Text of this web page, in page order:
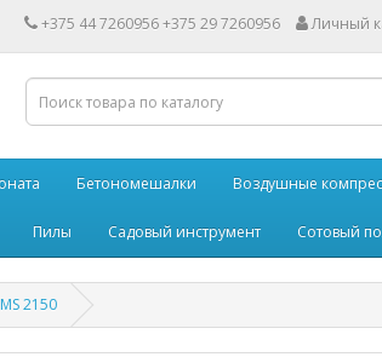
+375 44 7260956 +375 29 7260956 Личный
Бетономешалки Воздушные
Пилы Садовый инструмент Сотовый
2150